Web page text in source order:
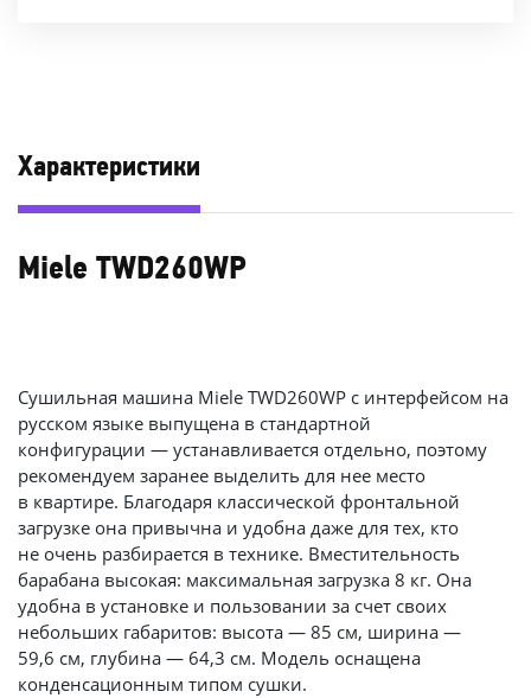
Характеристики
Miele TWD260WP
Сушильная машина Miele TWD260WP с интерфейсом на
русском языке выпущена в стандартной
конфигурации — устанавливается отдельно, поэтому
рекомендуем заранее выделить для нее место
в квартире. Благодаря классической фронтальной
загрузке она привычна и удобна даже для тех, кто
не очень разбирается в технике. Вместительность
барабана высокая: максимальная загрузка 8 кг. Она
удобна в установке и пользовании за счет своих
небольших габаритов: высота — 85 см, ширина —
59,6 см, глубина — 64,3 см. Модель оснащена
конденсационным типом сушки.